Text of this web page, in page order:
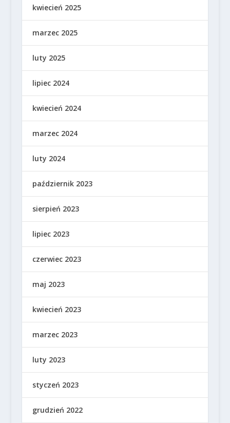
kwiecień 2025
marzec 2025
luty 2025
lipiec 2024
kwiecień 2024
marzec 2024
luty 2024
październik 2023
sierpień 2023
lipiec 2023
czerwiec 2023
maj 2023
kwiecień 2023
marzec 2023
luty 2023
styczeń 2023
grudzień 2022